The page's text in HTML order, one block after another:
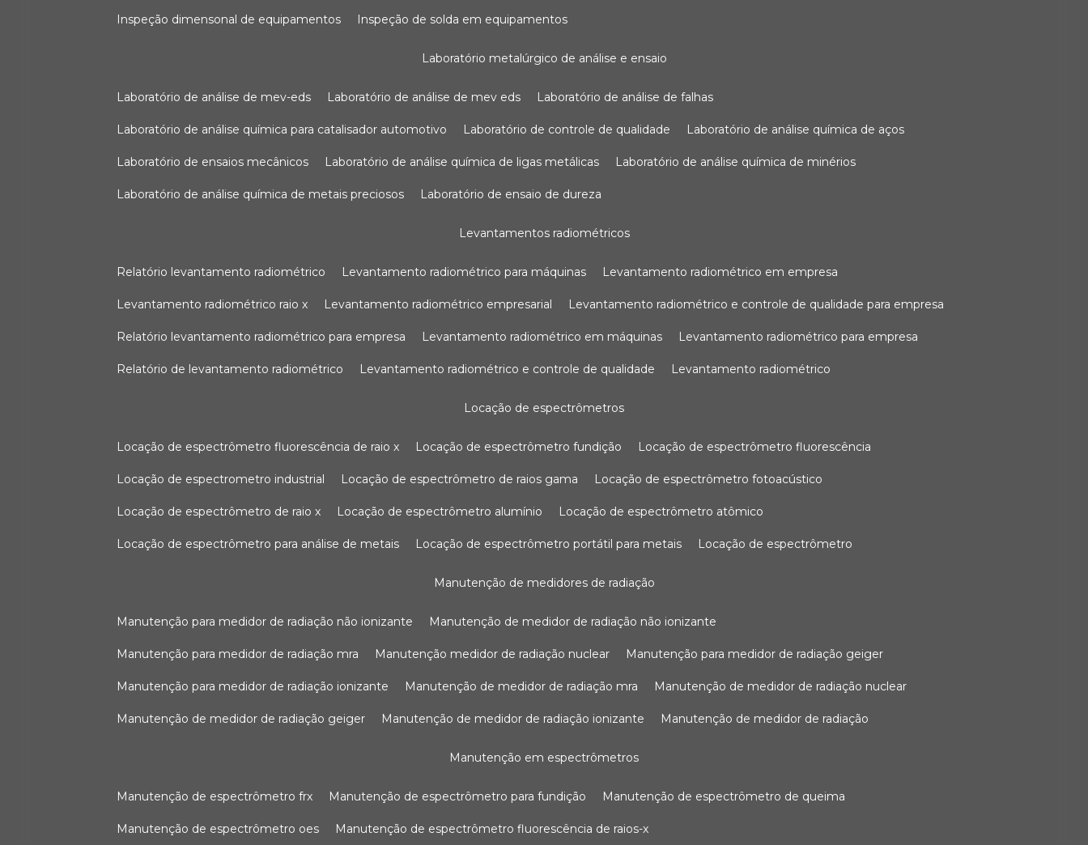
inspeção dimensonal de equipamentos inspeção de solda em equipamentos
laboratório metalúrgico de análise e ensaio
laboratório de análise de mev-eds laboratório de análise de mev eds laboratório de análise de falhas
laboratório de análise química para catalisador automotivo laboratório de controle de qualidade laboratório de análise química de aços
laboratório de ensaios mecânicos laboratório de análise química de ligas metálicas laboratório de análise química de minérios
laboratório de análise química de metais preciosos laboratório de ensaio de dureza
levantamentos radiométricos
relatório levantamento radiométrico levantamento radiométrico para máquinas levantamento radiométrico em empresa
levantamento radiométrico raio x levantamento radiométrico empresarial levantamento radiométrico e controle de qualidade para empresa
relatório levantamento radiométrico para empresa levantamento radiométrico em máquinas levantamento radiométrico para empresa
relatório de levantamento radiométrico levantamento radiométrico e controle de qualidade levantamento radiométrico
locação de espectrômetros
locação de espectrômetro fluorescência de raio x locação de espectrômetro fundição locação de espectrômetro fluorescência
locação de espectrometro industrial locação de espectrômetro de raios gama locação de espectrômetro fotoacústico
locação de espectrômetro de raio x locação de espectrômetro alumínio locação de espectrômetro atômico
locação de espectrômetro para análise de metais locação de espectrômetro portátil para metais locação de espectrômetro
manutenção de medidores de radiação
manutenção para medidor de radiação não ionizante manutenção de medidor de radiação não ionizante
manutenção para medidor de radiação mra manutenção medidor de radiação nuclear manutenção para medidor de radiação geiger
manutenção para medidor de radiação ionizante manutenção de medidor de radiação mra manutenção de medidor de radiação nuclear
manutenção de medidor de radiação geiger manutenção de medidor de radiação ionizante manutenção de medidor de radiação
manutenção em espectrômetros
manutenção de espectrômetro frx manutenção de espectrômetro para fundição manutenção de espectrômetro de queima
manutenção de espectrômetro oes manutenção de espectrômetro fluorescência de raios-x